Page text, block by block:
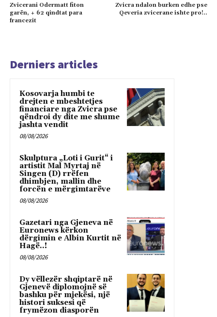
Zvicerani Odermatt fiton
garën, + 62 qindtat para
francezit
Zvicra ndalon burken edhe pse
Qeveria zvicerane ishte pro!..
Derniers articles
Kosovarja humbi te
drejten e mbeshtetjes
financiare nga Zvicra pse
qëndroi dy dite me shume
jashta vendit
08/08/2026
Skulptura „Loti i Gurit“ i
artistit Mal Myrtaj në
Singen (D) rrëfen
dhimbjen, mallin dhe
forcën e mërgimtarëve
08/08/2026
Gazetari nga Gjeneva në
Euronews kërkon
dërgimin e Albin Kurtit në
Hagë..!
08/08/2026
Dy vëllezër shqiptarë në
Gjenevë diplomojnë së
bashku për mjekësi, një
histori suksesi që
frymëzon diasporën